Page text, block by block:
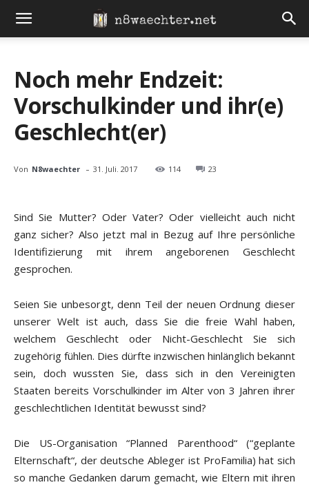
Noch mehr Endzeit:
Vorschulkinder und ihr(e)
Geschlecht(er)
Von N8waechter - 31. Juli. 2017 114 23
Sind Sie Mutter? Oder Vater? Oder vielleicht auch nicht
ganz sicher? Also jetzt mal in Bezug auf Ihre persönliche
Identifizierung mit ihrem angeborenen Geschlecht
gesprochen.
Seien Sie unbesorgt, denn Teil der neuen Ordnung dieser
unserer Welt ist auch, dass Sie die freie Wahl haben,
welchem Geschlecht oder Nicht-Geschlecht Sie sich
zugehörig fühlen. Dies dürfte inzwischen hinlänglich bekannt
sein, doch wussten Sie, dass sich in den Vereinigten
Staaten bereits Vorschulkinder im Alter von 3 Jahren ihrer
geschlechtlichen Identität bewusst sind?
Die US-Organisation “Planned Parenthood“ (“geplante
Elternschaft“, der deutsche Ableger ist ProFamilia) hat sich
so manche Gedanken darum gemacht, wie Eltern mit ihren